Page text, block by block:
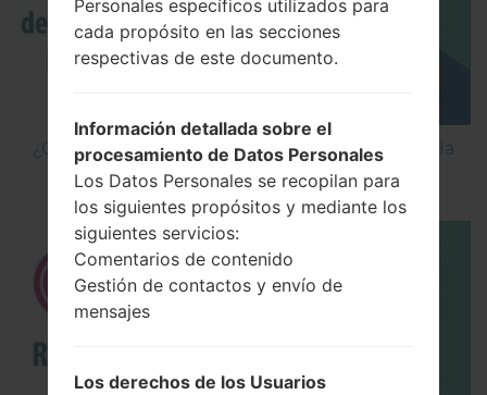
¿Cómo Activar las Opciones de Desarrollador y la
Depuración USB en LG?
Personales específicos utilizados para
cada propósito en las secciones
respectivas de este documento.
Información detallada sobre el
procesamiento de Datos Personales
Los Datos Personales se recopilan para
los siguientes propósitos y mediante los
siguientes servicios:
Comentarios de contenido
Gestión de contactos y envío de
mensajes
Los derechos de los Usuarios